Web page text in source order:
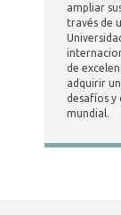
ampliar
través de
de
adquirir
desafíos y
mundial.